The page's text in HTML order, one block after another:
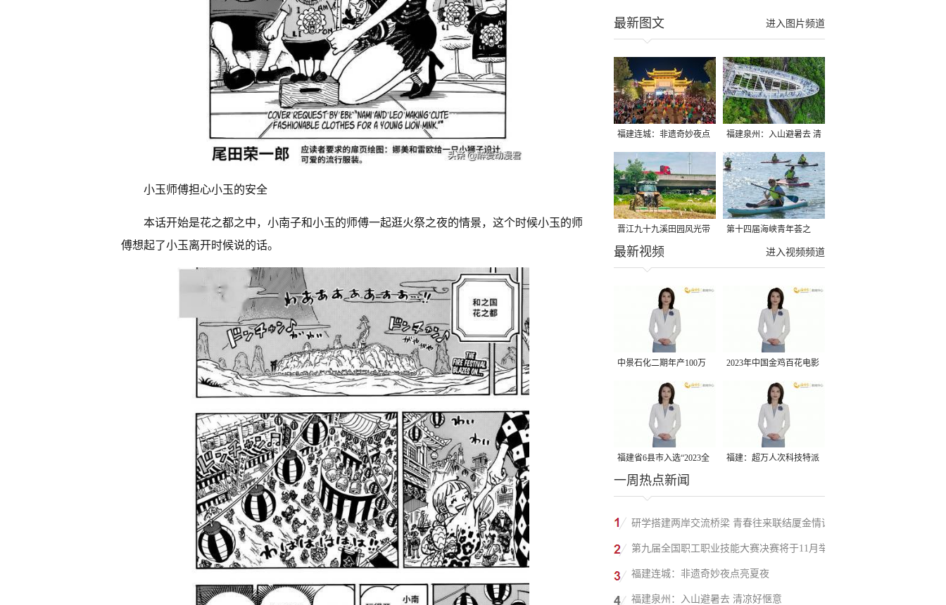
小玉师傅担心小玉的安全
本话开始是花之都之中，小南子和小玉的师傅一起逛火祭之夜的情景，这个时候小玉的师
傅想起了小玉离开时候说的话。
进入图片频道
最新图文
福建连城：非遗奇妙夜点
亮夏夜
福建泉州：入山避暑去 清
凉好惬意
晋江九十九溪田园风光带
千亩早稻迎来成熟收割季
第十四届海峡青年荟之
2026榕台青年大学生水上
进入视频频道
最新视频
中景石化二期年产100万
吨丙烷脱氢项目建成中交
2023年中国金鸡百花电影
节有福电影巡展31日启动
福建省6县市入选“2023全
国县域发展潜力百强县”
福建：超万人次科技特派
一周热点新闻
研学搭建两岸交流桥梁 青春往来联结厦金情谊
第九届全国职工职业技能大赛决赛将于11月举
行
福建连城：非遗奇妙夜点亮夏夜
福建泉州：入山避暑去 清凉好惬意